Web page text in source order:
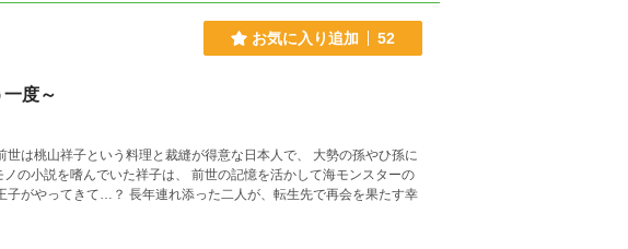
お気に入り追加 52
度～
人が、転生先で再会を果たす幸